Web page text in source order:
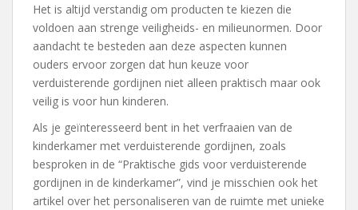
Het is altijd verstandig om producten te kiezen die
voldoen aan strenge veiligheids- en milieunormen. Door
aandacht te besteden aan deze aspecten kunnen
ouders ervoor zorgen dat hun keuze voor
verduisterende gordijnen niet alleen praktisch maar ook
veilig is voor hun kinderen.
Als je geïnteresseerd bent in het verfraaien van de
kinderkamer met verduisterende gordijnen, zoals
besproken in de “Praktische gids voor verduisterende
gordijnen in de kinderkamer”, vind je misschien ook het
artikel over het personaliseren van de ruimte met unieke